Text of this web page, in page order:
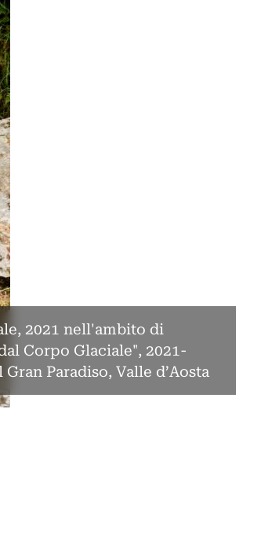
2021 nell'ambito di
Corpo Glaciale", 2021-
Paradiso, Valle d’Aosta